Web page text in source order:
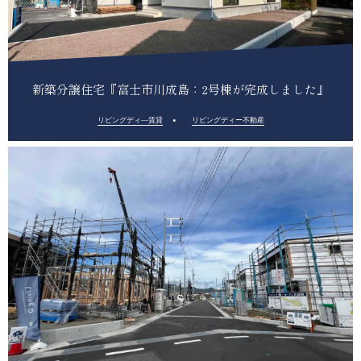
新築分譲住宅『富士市川成島：2号棟が完成しました』
リビングディ―賃貸 リビングディー不動産